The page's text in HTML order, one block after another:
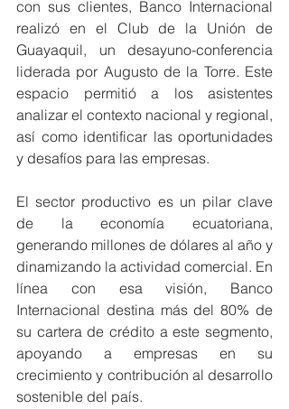
con sus clientes, Banco Internacional
realizó en el Club de la Unión de
Guayaquil, un desayuno-conferencia
liderada por Augusto de la Torre. Este
espacio permitió a los asistentes
analizar el contexto nacional y regional,
así como identificar las oportunidades
y desafíos para las empresas.
El sector productivo es un pilar clave
de la economía ecuatoriana,
generando millones de dólares al año y
dinamizando la actividad comercial. En
línea con esa visión, Banco
Internacional destina más del 80% de
su cartera de crédito a este segmento,
apoyando a empresas en su
crecimiento y contribución al desarrollo
sostenible del país.